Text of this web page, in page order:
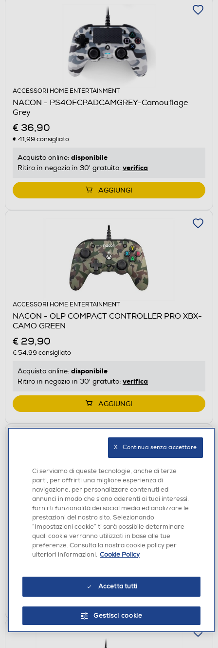
ACCESSORI HOME ENTERTAINMENT
NACON - PS4OFCPADCAMGREY-Camouflage
Grey
€ 36,90
€ 41,99 consigliato
Acquisto online: disponibile
Ritiro in negozio in 30' gratuito: verifica
AGGIUNGI
ACCESSORI HOME ENTERTAINMENT
NACON - OLP COMPACT CONTROLLER PRO XBX-
CAMO GREEN
€ 29,90
€ 54,99 consigliato
Acquisto online: disponibile
Ritiro in negozio in 30' gratuito: verifica
AGGIUNGI
MOUSE GAMING
CORSAIR - Mouse KATAR PRO WRLS-Nero
€ 49,90
Ritiro in negozio in 30' gratuito:verifica
AGGIUNGI
Ci serviamo di queste tecnologie, anche di terze
parti, per offrirti una migliore esperienza di
navigazione, per personalizzare contenuti ed
annunci in modo che siano aderenti ai tuoi interessi,
fornirti funzionalità dei social media ed analizzare le
prestazioni del nostro sito. Selezionando
“Impostazioni cookie” ti sarà possibile determinare
quali cookie verranno utilizzati in base alle tue
preferenze. Consulta la nostra cookie policy per
ulteriori informazioni. Cookie Policy
Accetta tutti
Gestisci cookie
X   Continua senza accettare